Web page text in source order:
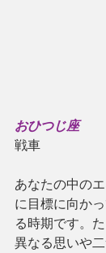
おひつじ座
戦車
あなたの中の
に目標に向か
る時期です。
異なる思いや